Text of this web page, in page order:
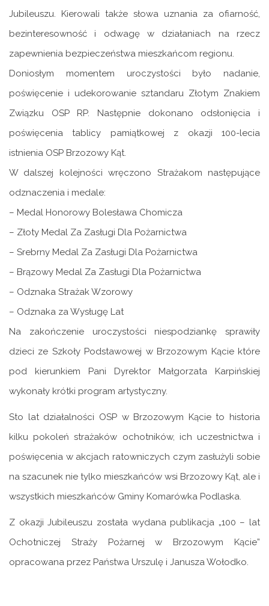
Jubileuszu. Kierowali także słowa uznania za ofiarność,
bezinteresowność i odwagę w działaniach na rzecz
zapewnienia bezpieczeństwa mieszkańcom regionu.
Doniosłym momentem uroczystości było nadanie,
poświęcenie i udekorowanie sztandaru Złotym Znakiem
Związku OSP RP. Następnie dokonano odsłonięcia i
poświęcenia tablicy pamiątkowej z okazji 100-lecia
istnienia OSP Brzozowy Kąt.
W dalszej kolejności wręczono Strażakom następujące
odznaczenia i medale:
– Medal Honorowy Bolesława Chomicza
– Złoty Medal Za Zasługi Dla Pożarnictwa
– Srebrny Medal Za Zasługi Dla Pożarnictwa
– Brązowy Medal Za Zasługi Dla Pożarnictwa
– Odznaka Strażak Wzorowy
– Odznaka za Wysługę Lat
Na zakończenie uroczystości niespodziankę sprawiły
dzieci ze Szkoły Podstawowej w Brzozowym Kącie które
pod kierunkiem Pani Dyrektor Małgorzata Karpińskiej
wykonały krótki program artystyczny.
Sto lat działalności OSP w Brzozowym Kącie to historia
kilku pokoleń strażaków ochotników, ich uczestnictwa i
poświęcenia w akcjach ratowniczych czym zasłużyli sobie
na szacunek nie tylko mieszkańców wsi Brzozowy Kąt, ale i
wszystkich mieszkańców Gminy Komarówka Podlaska.
Z okazji Jubileuszu została wydana publikacja „100 – lat
Ochotniczej Straży Pożarnej w Brzozowym Kącie”
opracowana przez Państwa Urszulę i Janusza Wołodko.